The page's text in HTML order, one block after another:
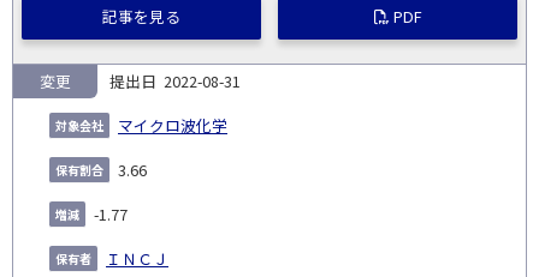
記事を見る PDF
2022-08-31
マイクロ波化学
変更
3.66
-1.77
ＩＮＣＪ